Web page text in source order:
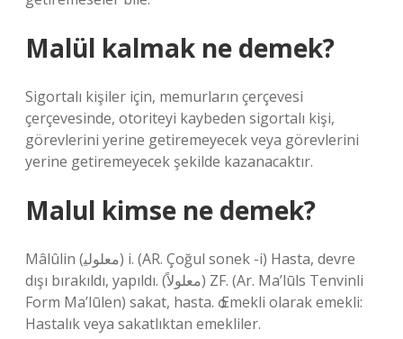
Malül kalmak ne demek?
Sigortalı kişiler için, memurların çerçevesi
çerçevesinde, otoriteyi kaybeden sigortalı kişi,
görevlerini yerine getiremeyecek veya görevlerini
yerine getiremeyecek şekilde kazanacaktır.
Malul kimse ne demek?
Mâlûlin (ﻣﻌﻠﻮﻟﻴ) i. (AR. Çoğul sonek -і) Hasta, devre
dışı bırakıldı, yapıldı. (ﻣﻌﻠﻮﻻً) ZF. (Ar. Ma’lūls Tenvinli
Form Ma’lūlen) sakat, hasta. ѻ Emekli olarak emekli:
Hastalık veya sakatlıktan emekliler.